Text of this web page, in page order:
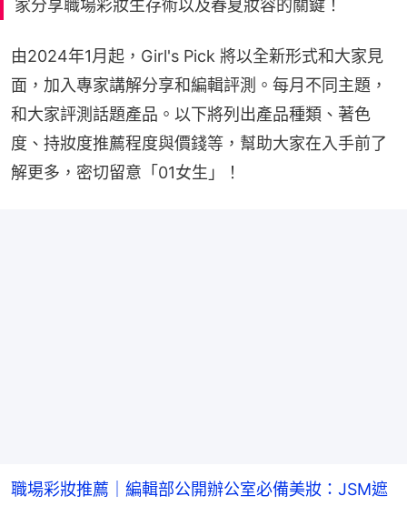
家分享職場彩妝生存術以及春夏妝容的關鍵！
由2024年1月起，Girl's Pick 將以全新形式和大家見
面，加入專家講解分享和編輯評測。每月不同主題，
和大家評測話題產品。以下將列出產品種類、著色
度、持妝度推薦程度與價錢等，幫助大家在入手前了
解更多，密切留意「01女生」！
職場彩妝推薦｜編輯部公開辦公室必備美妝：JSM遮